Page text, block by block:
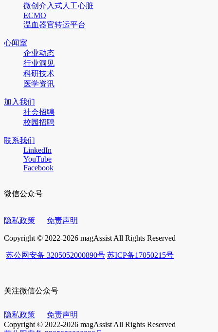
微创介入式人工心脏
ECMO
温血器官转运平台
心闻室
企业动态
行业洞见
科研技术
医学资讯
加入我们
社会招聘
校园招聘
联系我们
LinkedIn
YouTube
Facebook
微信公众号
隐私政策 免责声明
Copyright © 2022-2026 magAssist All Rights Reserved
苏公网安备 3205052000890号 苏ICP备17050215号
关注微信公众号
隐私政策
免责声明
Copyright © 2022-2026 magAssist All Rights Reserved